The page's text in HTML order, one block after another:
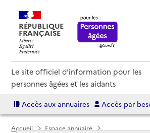
RÉPUBLIQUE
FRANÇAISE
Le site officiel d'information pour les
personnes âgées et les aidants
Accès aux annuaires Accès par
Accueil
Espace annuaire